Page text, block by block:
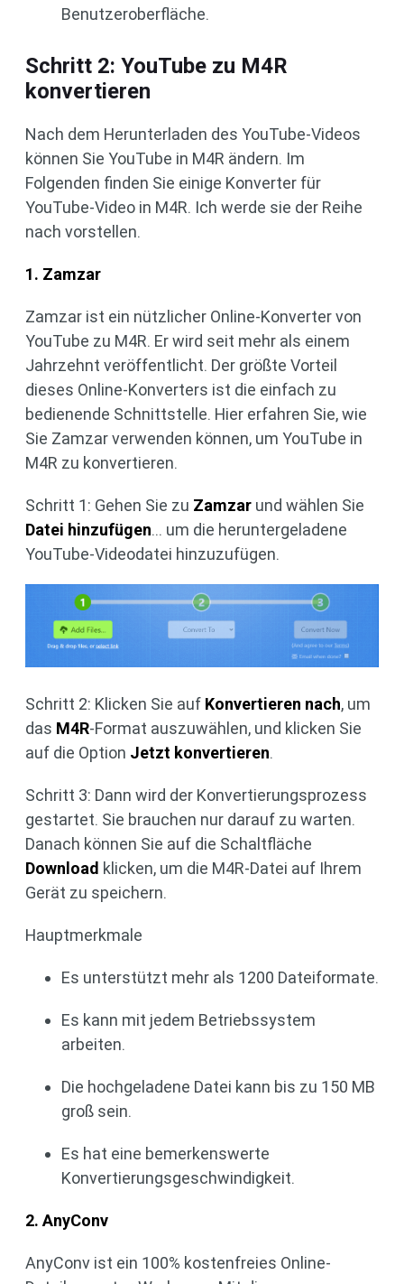
Benutzeroberfläche.
Schritt 2: YouTube zu M4R
konvertieren
Nach dem Herunterladen des YouTube-Videos
können Sie YouTube in M4R ändern. Im
Folgenden finden Sie einige Konverter für
YouTube-Video in M4R. Ich werde sie der Reihe
nach vorstellen.
1. Zamzar
Zamzar ist ein nützlicher Online-Konverter von
YouTube zu M4R. Er wird seit mehr als einem
Jahrzehnt veröffentlicht. Der größte Vorteil
dieses Online-Konverters ist die einfach zu
bedienende Schnittstelle. Hier erfahren Sie, wie
Sie Zamzar verwenden können, um YouTube in
M4R zu konvertieren.
Schritt 1: Gehen Sie zu Zamzar und wählen Sie
Datei hinzufügen... um die heruntergeladene
YouTube-Videodatei hinzuzufügen.
Schritt 2: Klicken Sie auf Konvertieren nach, um
das M4R-Format auszuwählen, und klicken Sie
auf die Option Jetzt konvertieren.
Schritt 3: Dann wird der Konvertierungsprozess
gestartet. Sie brauchen nur darauf zu warten.
Danach können Sie auf die Schaltfläche
Download klicken, um die M4R-Datei auf Ihrem
Gerät zu speichern.
Hauptmerkmale
Es unterstützt mehr als 1200 Dateiformate.
Es kann mit jedem Betriebssystem
arbeiten.
Die hochgeladene Datei kann bis zu 150 MB
groß sein.
Es hat eine bemerkenswerte
Konvertierungsgeschwindigkeit.
2. AnyConv
AnyConv ist ein 100% kostenfreies Online-